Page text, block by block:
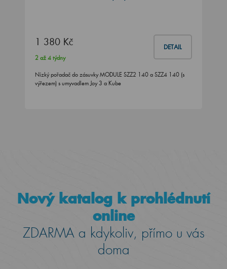
1 380 Kč DETAIL
2 až 4 týdny
Nízký pořadač do zásuvky MODULE SZZ2 140 a SZZ4 140 (s
výřezem) s umyvadlem Joy 3 a Kube
Nový katalog k prohlédnutí
online
ZDARMA a kdykoliv, přímo u vás
doma